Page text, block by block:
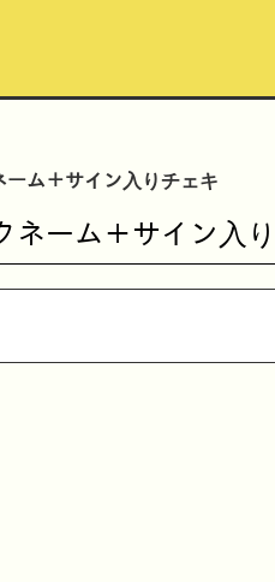
ム＋サイン入りチェキ
ネーム＋サイン入